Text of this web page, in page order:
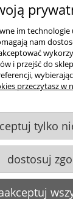
Zakupy
Pomoc
Moje konto
Informacje
20/24, 42-224
odbiór
Częstochowa
im
nam
i przejść do
przeczytasz w
tylko
dostosuj